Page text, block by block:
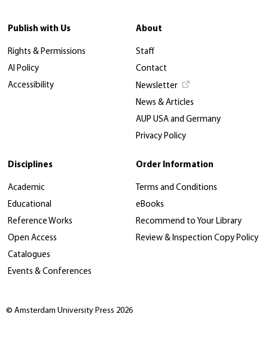
Publish with Us
Rights & Permissions
AI Policy
Accessibility
About
Staff
Contact
Newsletter
News & Articles
AUP USA and Germany
Privacy Policy
Disciplines
Academic
Educational
Reference Works
Open Access
Catalogues
Events & Conferences
Order Information
Terms and Conditions
eBooks
Recommend to Your Library
Review & Inspection Copy Policy
© Amsterdam University Press 2026